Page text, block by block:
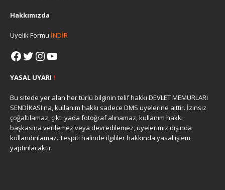
Hakkımızda
Üyelik Formu İNDİR
YASAL UYARI !
Bu sitede yer alan her türlü bilginin telif hakkı DEVLET MEMURLARI
SENDİKASI'na, kullanım hakkı sadece DMS üyelerine aittir. İzinsiz
çoğaltılamaz, çıktı yada fotoğraf alınamaz, kullanım hakkı
başkasına verilemez veya devredilemez, üyelerimiz dışında
kullandırılamaz. Tespiti halinde ilgililer hakkında yasal işlem
yaptırılacaktır.